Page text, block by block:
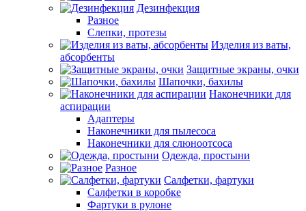
Дезинфекция
Разное
Слепки, протезы
Изделия из ваты,
абсорбенты
Защитные экраны, очки
Шапочки, бахилы
Наконечники для
аспирации
Адаптеры
Наконечники для пылесоса
Наконечники для слюноотсоса
Одежда, простыни
Разное
Салфетки, фартуки
Салфетки в коробке
Фартуки в рулоне